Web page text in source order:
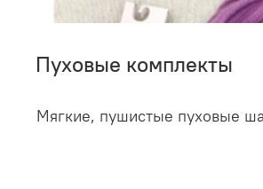
Пуховые комплекты
Мягкие, пушистые пуховые